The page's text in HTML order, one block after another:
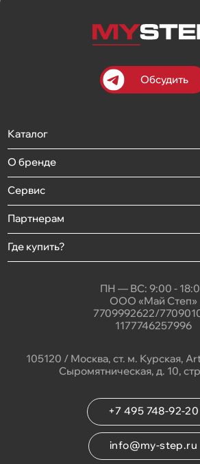
Обсудить
Каталог
О бренде
Сервис
Партнерам
Где купить?
ПН — ВС: 9:00 -
ООО «Май Степ»
7709992622/
1177746257996
105120 / Москва, ст. м. Курская,
Сыромятническая, д. 10,
+7 495 748-92-20
info@my-step.ru